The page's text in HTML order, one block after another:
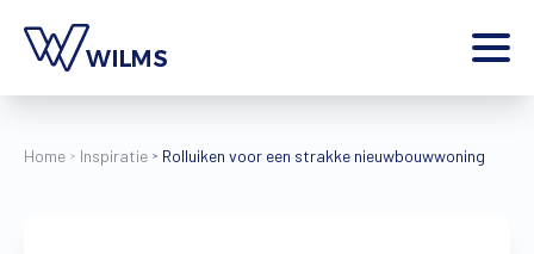
Home Inspiratie Rolluiken voor een strakke nieuwbouwwoning